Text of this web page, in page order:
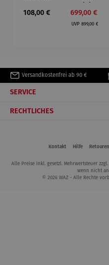
Mütz
Regulärer Preis:
108,00 €
– Valor
699,00 €
UVPRegulärer
899,00 €
Versandkostenfrei ab 90 €
SERVICE
RECHTLICHES
Kontakt Hilfe
Alle Preise inkl. gesetzl. Mehrwertsteuer zzgl.
wenn nicht
© 2026 WAZ - Alle Rechte